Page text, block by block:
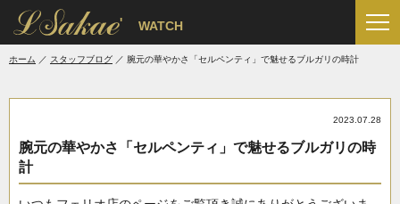
' WATCH
ホーム スタッフブログ 腕元の華やかさ「セルペンティ」で魅せるブルガリの時計
2023.07.28
腕元の華やかさ「セルペンティ」で魅せるブルガリの時
計